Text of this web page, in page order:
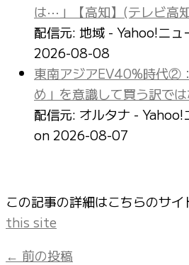
は⋯」【高知】(テレビ高
配信元: 地域 - Yahoo!ニュ
2026-08-08
東南アジアEV40%時代②
め」を意識して買う訳で
配信元: オルタナ - Yahoo!
on 2026-08-07
この記事の詳細はこちらのサ
this site
← 前の投稿